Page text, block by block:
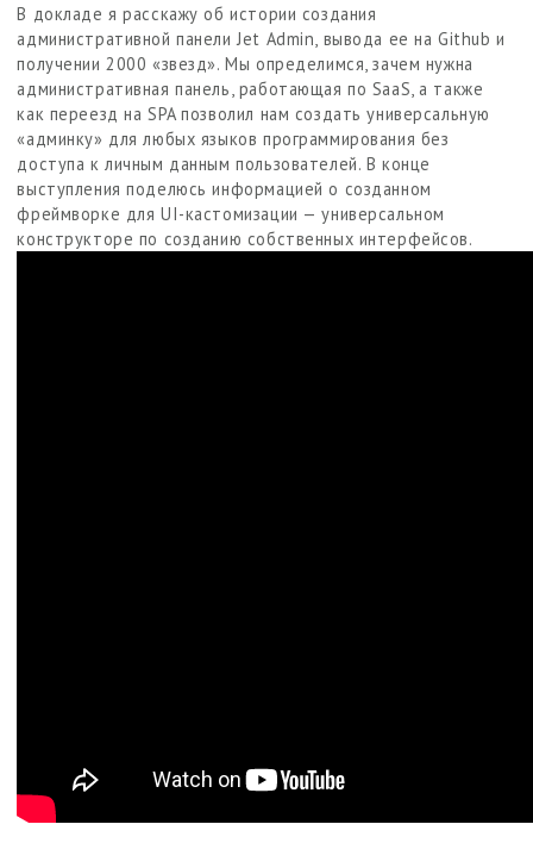
В докладе я расскажу об истории создания
административной панели Jet Admin, вывода ее на Github и
получении 2000 «звезд». Мы определимся, зачем нужна
административная панель, работающая по SaaS, а также
как переезд на SPA позволил нам создать универсальную
«админку» для любых языков программирования без
доступа к личным данным пользователей. В конце
выступления поделюсь информацией о созданном
фреймворке для UI-кастомизации — универсальном
конструкторе по созданию собственных интерфейсов.